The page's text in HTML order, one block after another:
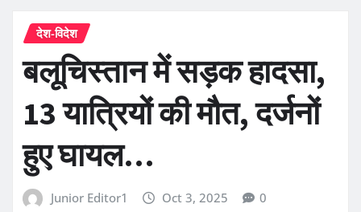
देश-विदेश
बलूचिस्तान में सड़क हादसा,
13 यात्रियों की मौत, दर्जनों
हुए घायल…
Junior Editor1 Oct 3, 2025 0